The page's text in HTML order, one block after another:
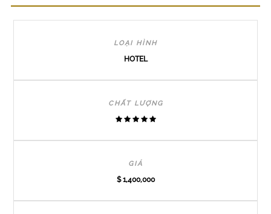
LOẠI HÌNH
HOTEL
CHẤT LƯỢNG
GIÁ
$ 1,400,000